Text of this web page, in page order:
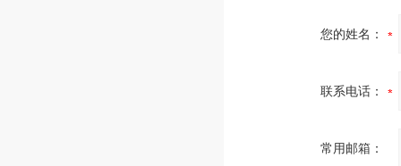
您的姓名：
联系电话：
常用邮箱：